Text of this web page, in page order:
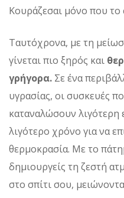
Κουράζεσαι μόνο που το
Ταυτόχρονα, με τη
γίνεται πιο ξηρός και
γρήγορα. Σε ένα
υγρασίας, οι συσκευές
καταναλώσουν λιγότερη
λιγότερο χρόνο για να
θερμοκρασία. Με το
δημιουργείς τη ζεστή
στο σπίτι σου,